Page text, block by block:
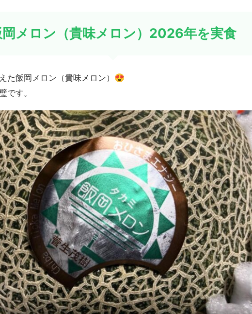
メロン（貴味メロン）2026年を実食
た飯岡メロン（貴味メロン） 😍
です。